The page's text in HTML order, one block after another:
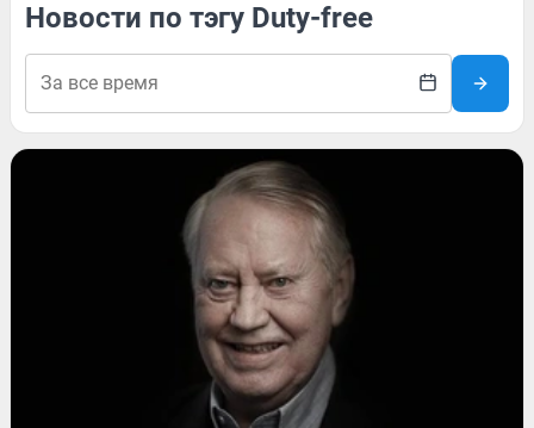
Новости по тэгу Duty-free